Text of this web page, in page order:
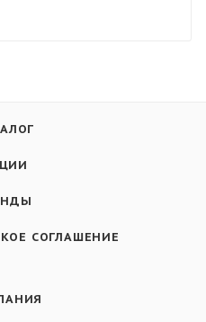
СОГЛАШЕНИЕ